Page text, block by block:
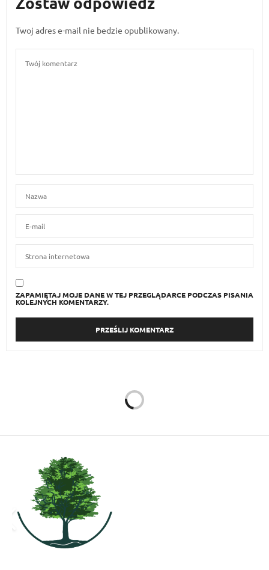
Twoj adres e-mail nie bedzie opublikowany.
ZAPAMIĘTAJ MOJE DANE W TEJ PRZEGLĄDARCE PODCZAS PISANIA
KOLEJNYCH KOMENTARZY.